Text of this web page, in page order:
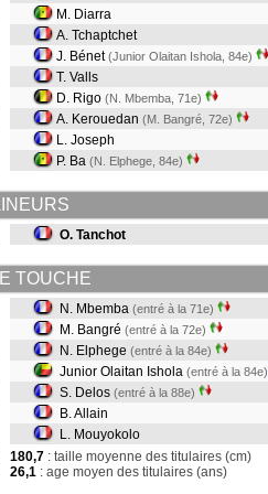
M. Diarra
A. Tchaptchet
J. Bénet(Junior Olaitan Ishola, 84e)
T. Valls
D. Rigo (N. Mbemba, 71e)
A. Kerouedan (M. Bangré, 72e)
L. Joseph
P. Ba (N. Elphege, 84e)
O. Tanchot
TOUCHE
N. Mbemba (entré à la 71e)
M. Bangré (entré à la 72e)
N. Elphege (entré à la 84e)
Junior Olaitan Ishola (entré à la 84e)
S. Delos (entré à la 88e)
B. Allain
L. Mouyokolo
180,7 : taille moyenne des titulaires (cm)
26,1 : age moyen des titulaires (ans)